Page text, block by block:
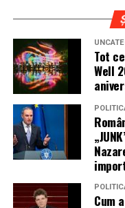
important.
stabilitate si un
care nu doresc sa
static. In acest sens,
175 65 r14poate fi
prezente la
masinile compacte
Pozitia masinii si
La un show auto,
Cat de jos sta masina,
impact vizual are
Tot
Well
Cum